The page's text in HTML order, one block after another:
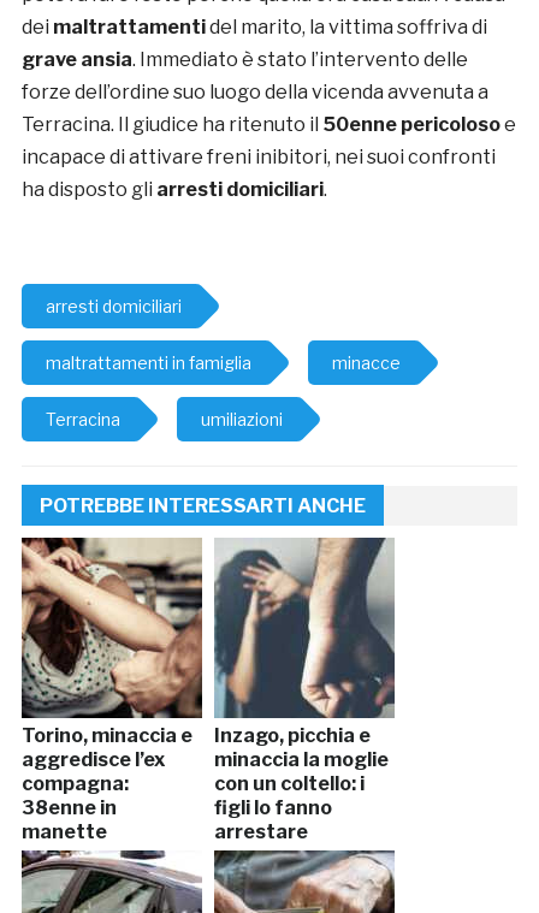
dei maltrattamentidel marito, la vittima soffriva di
grave ansia. Immediato è stato l’intervento delle
forze dell’ordine suo luogo della vicenda avvenuta a
Terracina. Il giudice ha ritenuto il 50enne pericolosoe
incapace di attivare freni inibitori, nei suoi confronti
ha disposto gli arresti domiciliari.
arresti domiciliari
maltrattamenti in famiglia minacce
Terracina umiliazioni
POTREBBE INTERESSARTI ANCHE
Torino, minaccia e
aggredisce l’ex
compagna:
38enne in
manette
Inzago, picchia e
minaccia la moglie
con un coltello: i
figli lo fanno
arrestare